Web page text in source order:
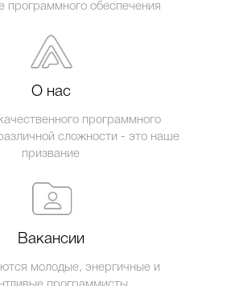
программного обеспечения
О нас
программного
сложности - это наше
призвание
Вакансии
молодые, энергичные и